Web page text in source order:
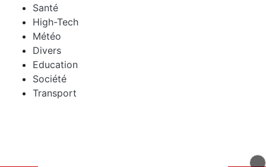
Santé
High-Tech
Météo
Divers
Education
Société
Transport